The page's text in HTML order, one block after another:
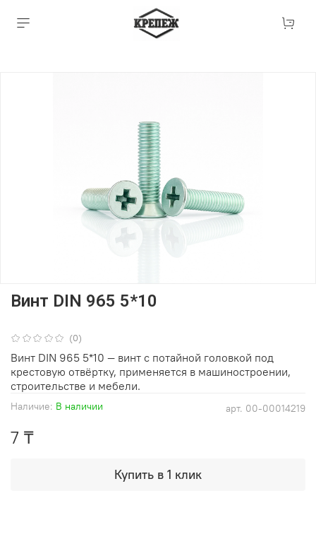
(0)
арт. 00-00014219
Наличие: В наличии
Винт DIN 965 5*10
7 ₸
Купить в 1 клик
Винт DIN 965 5*10 — винт с потайной головкой под
крестовую отвёртку, применяется в машиностроении,
строительстве и мебели.